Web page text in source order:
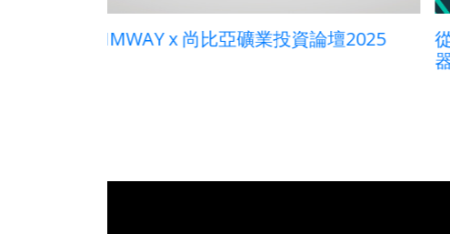
從物料特性出發，建立正確的皮帶清潔